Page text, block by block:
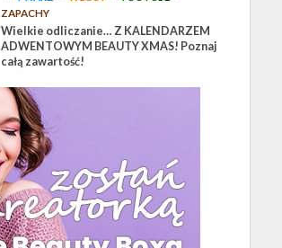
ZAPACHY
Wielkie odliczanie… Z KALENDARZEM
ADWENTOWYM BEAUTY XMAS! Poznaj
całą zawartość!